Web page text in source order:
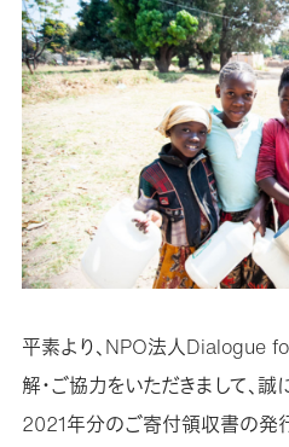
平素より、NPO法人Dialogue
解・ご協力をいただきまして、誠
2021年分のご寄付領収書の発